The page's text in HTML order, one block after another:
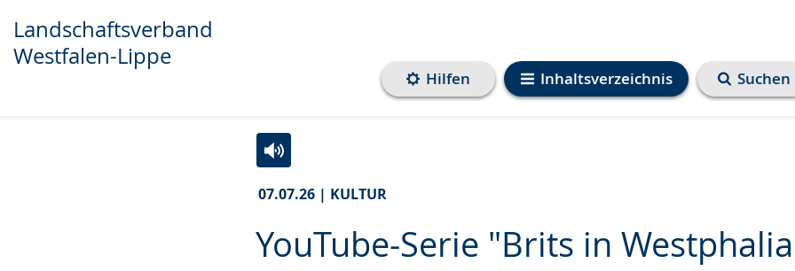
Landschaftsverband
Westfalen-Lippe
Inhaltsverzeichnis
Hilfen Suchen
07.07.26 | KULTUR
YouTube-Serie "Brits in
Leichten
Sprache
wechseln.
Audio-
Unterstützung.
Video
in
Deutscher